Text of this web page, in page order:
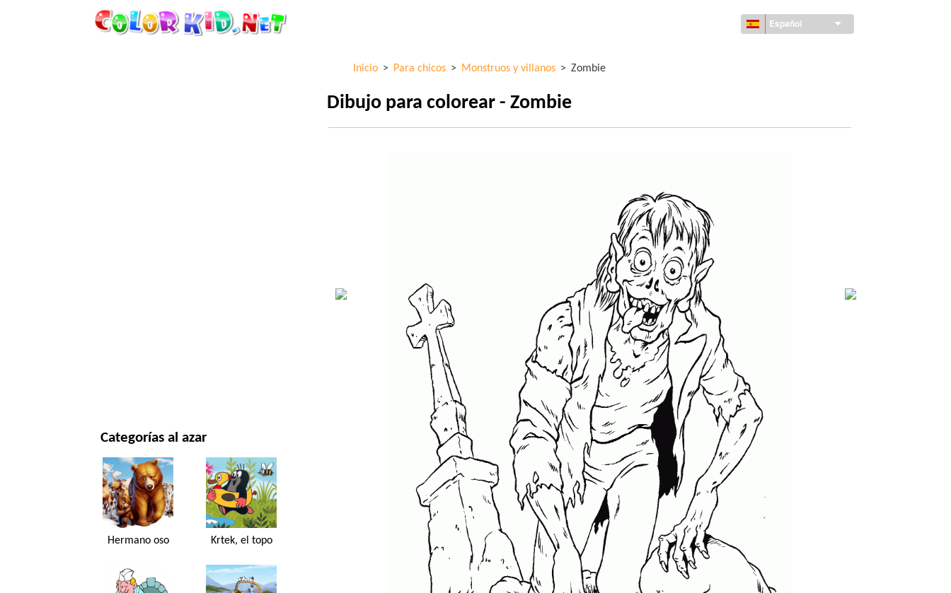
Español
Categorías al azar
Hermano oso Krtek, el topo
Inicio > Para chicos > Monstruos y villanos > Zombie
Dibujo para colorear - Zombie